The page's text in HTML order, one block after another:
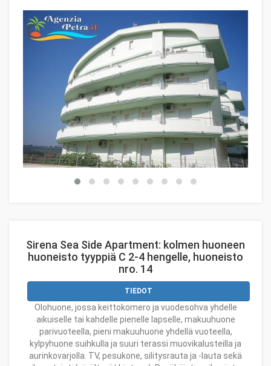
Sirena Sea Side Apartment: kolmen huoneen
huoneisto tyyppiä C 2-4 hengelle, huoneisto
nro. 14
TIEDOT
Olohuone, jossa keittokomero ja vuodesohva yhdelle
aikuiselle tai kahdelle pienelle lapselle, makuuhuone
parivuoteella, pieni makuuhuone yhdellä vuoteella,
kylpyhuone suihkulla ja suuri terassi muovikalusteilla ja
aurinkovarjolla. TV, pesukone, silitysrauta ja -lauta sekä